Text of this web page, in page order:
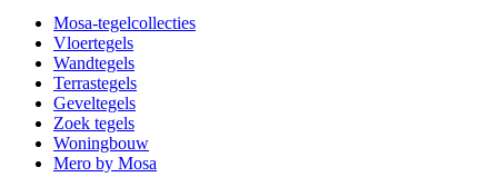
Mosa-tegelcollecties
Vloertegels
Wandtegels
Terrastegels
Geveltegels
Zoek tegels
Woningbouw
Mero by Mosa